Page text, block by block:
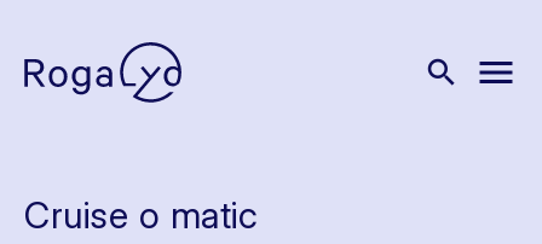
search menu
Cruise o matic